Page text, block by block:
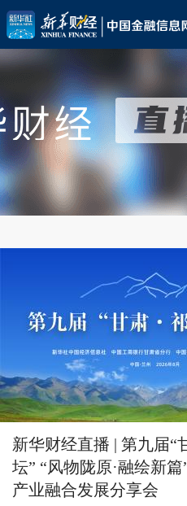
新华财经直播 | 第九届“
坛” “风物陇原·融绘新
产业融合发展分享会